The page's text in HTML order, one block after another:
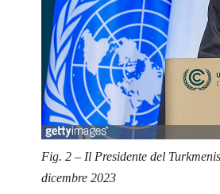
Fig. 2 – Il Presidente del
dicembre 2023